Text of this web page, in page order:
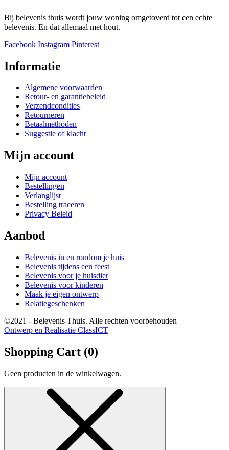
Bij belevenis thuis wordt jouw woning omgetoverd tot een echte
belevenis. En dat allemaal met hout.
Facebook Instagram Pinterest
Informatie
Algemene voorwaarden
Retour- en garantiebeleid
Verzendcondities
Retourneren
Betaalmethoden
Suggestie of klacht
Mijn account
Mijn account
Bestellingen
Verlanglijst
Bestelling traceren
Privacy Beleid
Aanbod
Belevenis in en rondom je huis
Belevenis tijdens een feest
Belevenis voor je huisdier
Belevenis voor kinderen
Maak je eigen ontwerp
Relatiegeschenken
©2021 - Belevenis Thuis. Alle rechten voorbehouden
Ontwerp en Realisatie ClassICT
Shopping Cart (0)
Geen producten in de winkelwagen.